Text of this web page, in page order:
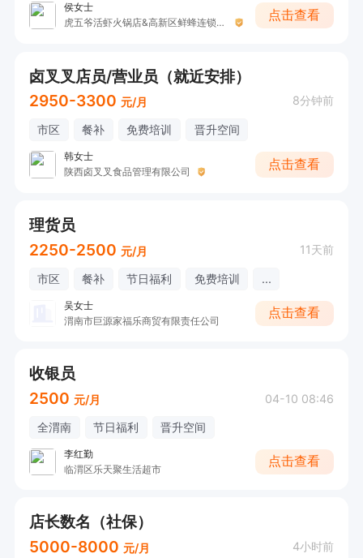
侯女士
虎五爷活虾火锅店&高新区鲜蜂连锁生活超市
点击查看
卤叉叉店员/营业员（就近安排）
2950-3300 元/月 8分钟前
市区 餐补 免费培训 晋升空间
韩女士
陕西卤叉叉食品管理有限公司
点击查看
理货员
2250-2500 元/月 11天前
市区 餐补 节日福利 免费培训 ...
吴女士
渭南市巨源家福乐商贸有限责任公司
点击查看
收银员
2500 元/月 04-10 08:46
全渭南 节日福利 晋升空间
李红勤
临渭区乐天聚生活超市
点击查看
店长数名（社保）
5000-8000 元/月 4小时前